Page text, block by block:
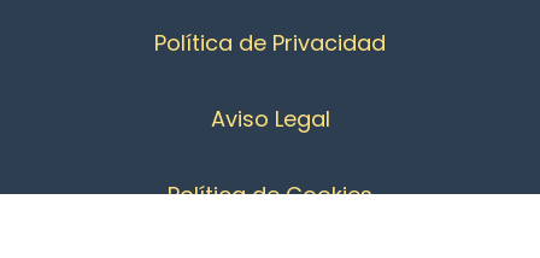
Política de Privacidad
Aviso Legal
Política de Cookies